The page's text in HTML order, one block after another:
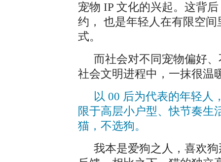
宠物 IP 文化的兴起。这背
约， 也是年轻人在有限空
式。
而社会对不同宠物偏好
社会文明进程中，一抹很温
以 00 后为代表的年轻人
限于高层小户型、快节奏生
猫，不选狗。
我本是爱狗之人，喜欢